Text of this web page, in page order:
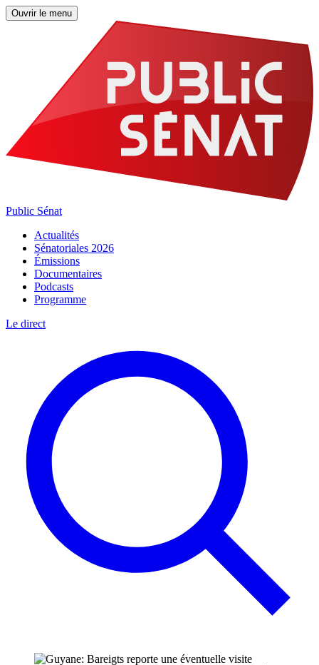
Ouvrir le menu
Public Sénat
Actualités
Sénatoriales 2026
Émissions
Documentaires
Podcasts
Programme
Le direct